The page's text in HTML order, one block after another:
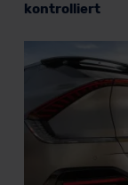
kontrolliert